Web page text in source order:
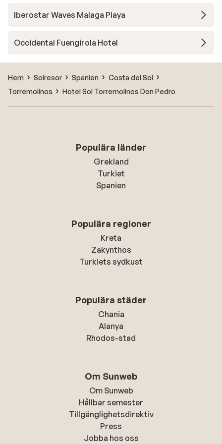
Iberostar Waves Malaga Playa
Occidental Fuengirola Hotel
Hem Solresor Spanien
Costa del Sol
Torremolinos
Hotel Sol Torremolinos Don Pedro
Populära länder
Grekland
Turkiet
Spanien
Populära regioner
Kreta
Zakynthos
Turkiets sydkust
Populära städer
Chania
Alanya
Rhodos-stad
Om Sunweb
Om Sunweb
Hållbar semester
Tillgänglighetsdirektiv
Press
Jobba hos oss